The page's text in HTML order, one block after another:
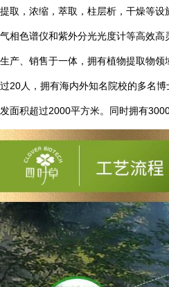
提取，浓缩，萃取，柱层析，干燥等设
气相色谱仪和紫外分光光度计等高效高
生产、销售于一体，拥有植物提取物
过20人，拥有海内外知名院校的多名
发面积超过2000平方米。同时拥有